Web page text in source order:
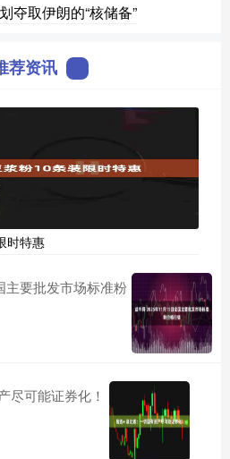
夺取伊朗的“核储备”
荐资讯
时特惠
主要批发市场标准粉
尽可能证券化！